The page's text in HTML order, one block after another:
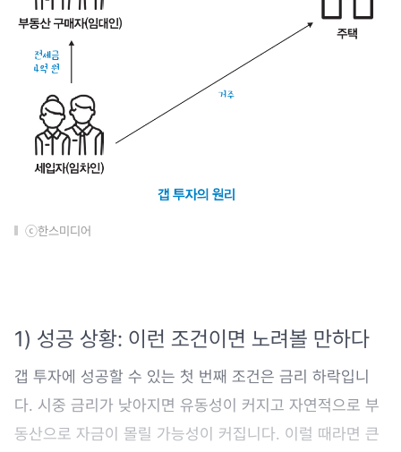
ⓒ한스미디어
1) 성공 상황: 이런 조건이면 노려볼 만하다
갭 투자에 성공할 수 있는 첫 번째 조건은 금리 하락입니
다. 시중 금리가 낮아지면 유동성이 커지고 자연적으로 부
동산으로 자금이 몰릴 가능성이 커집니다. 이럴 때라면 큰